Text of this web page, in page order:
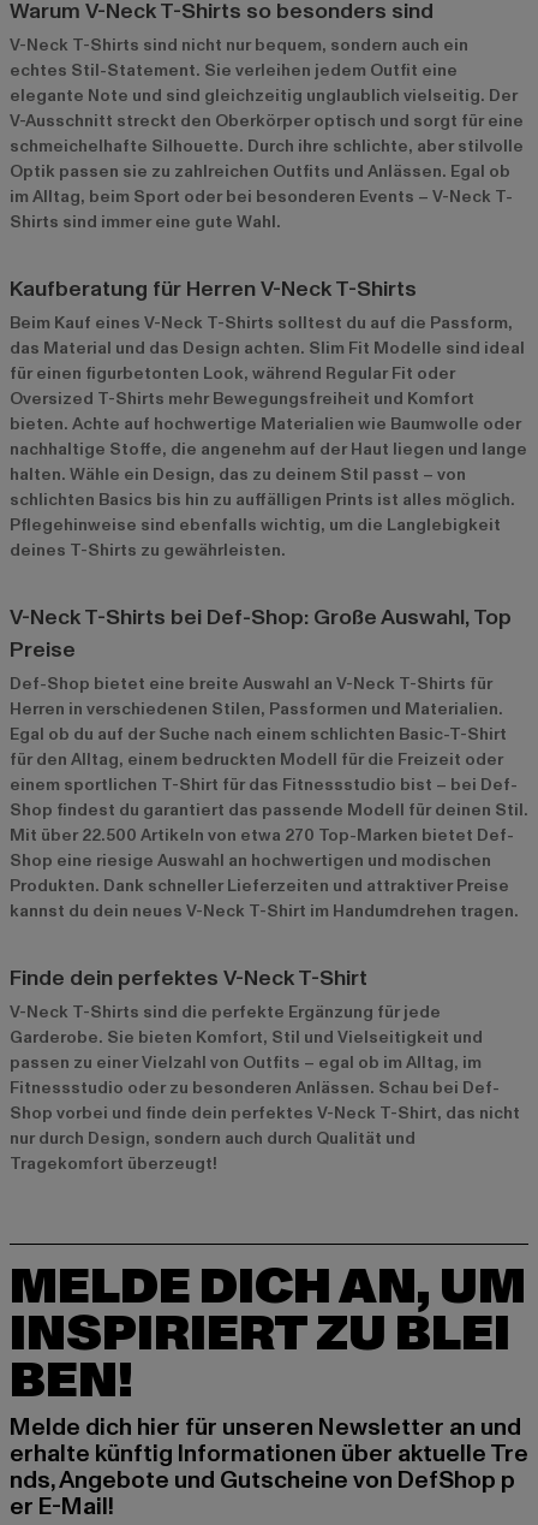
Warum V-Neck T-Shirts so besonders sind
V-Neck T-Shirts sind nicht nur bequem, sondern auch ein
echtes Stil-Statement. Sie verleihen jedem Outfit eine
elegante Note und sind gleichzeitig unglaublich vielseitig. Der
V-Ausschnitt streckt den Oberkörper optisch und sorgt für eine
schmeichelhafte Silhouette. Durch ihre schlichte, aber stilvolle
Optik passen sie zu zahlreichen Outfits und Anlässen. Egal ob
im Alltag, beim Sport oder bei besonderen Events – V-Neck T-
Shirts sind immer eine gute Wahl.
Kaufberatung für Herren V-Neck T-Shirts
Beim Kauf eines V-Neck T-Shirts solltest du auf die Passform,
das Material und das Design achten. Slim Fit Modelle sind ideal
für einen figurbetonten Look, während Regular Fit oder
Oversized T-Shirts mehr Bewegungsfreiheit und Komfort
bieten. Achte auf hochwertige Materialien wie Baumwolle oder
nachhaltige Stoffe, die angenehm auf der Haut liegen und lange
halten. Wähle ein Design, das zu deinem Stil passt – von
schlichten Basics bis hin zu auffälligen Prints ist alles möglich.
Pflegehinweise sind ebenfalls wichtig, um die Langlebigkeit
deines T-Shirts zu gewährleisten.
V-Neck T-Shirts bei Def-Shop: Große Auswahl, Top
Preise
Def-Shop bietet eine breite Auswahl an V-Neck T-Shirts für
Herren in verschiedenen Stilen, Passformen und Materialien.
Egal ob du auf der Suche nach einem schlichten Basic-T-Shirt
für den Alltag, einem bedruckten Modell für die Freizeit oder
einem sportlichen T-Shirt für das Fitnessstudio bist – bei Def-
Shop findest du garantiert das passende Modell für deinen Stil.
Mit über 22.500 Artikeln von etwa 270 Top-Marken bietet Def-
Shop eine riesige Auswahl an hochwertigen und modischen
Produkten. Dank schneller Lieferzeiten und attraktiver Preise
kannst du dein neues V-Neck T-Shirt im Handumdrehen tragen.
Finde dein perfektes V-Neck T-Shirt
V-Neck T-Shirts sind die perfekte Ergänzung für jede
Garderobe. Sie bieten Komfort, Stil und Vielseitigkeit und
passen zu einer Vielzahl von Outfits – egal ob im Alltag, im
Fitnessstudio oder zu besonderen Anlässen. Schau bei Def-
Shop vorbei und finde dein perfektes V-Neck T-Shirt, das nicht
nur durch Design, sondern auch durch Qualität und
Tragekomfort überzeugt!
MELDE DICH AN, UM
INSPIRIERT ZU BLEI
BEN!
Melde dich hier für unseren Newsletter an und
erhalte künftig Informationen über aktuelle Tre
nds, Angebote und Gutscheine von DefShop p
er E-Mail!